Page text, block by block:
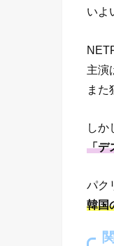
いよ
主演
また
しか
「デ
パク
韓国